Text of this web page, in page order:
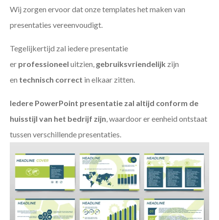
Wij zorgen ervoor dat onze templates het maken van
presentaties vereenvoudigt.
Tegelijkertijd zal iedere presentatie
er professioneel uitzien, gebruiksvriendelijk zijn
en technisch correct in elkaar zitten.
Iedere PowerPoint presentatie zal altijd conform de
huisstijl van het bedrijf zijn, waardoor er eenheid ontstaat
tussen verschillende presentaties.